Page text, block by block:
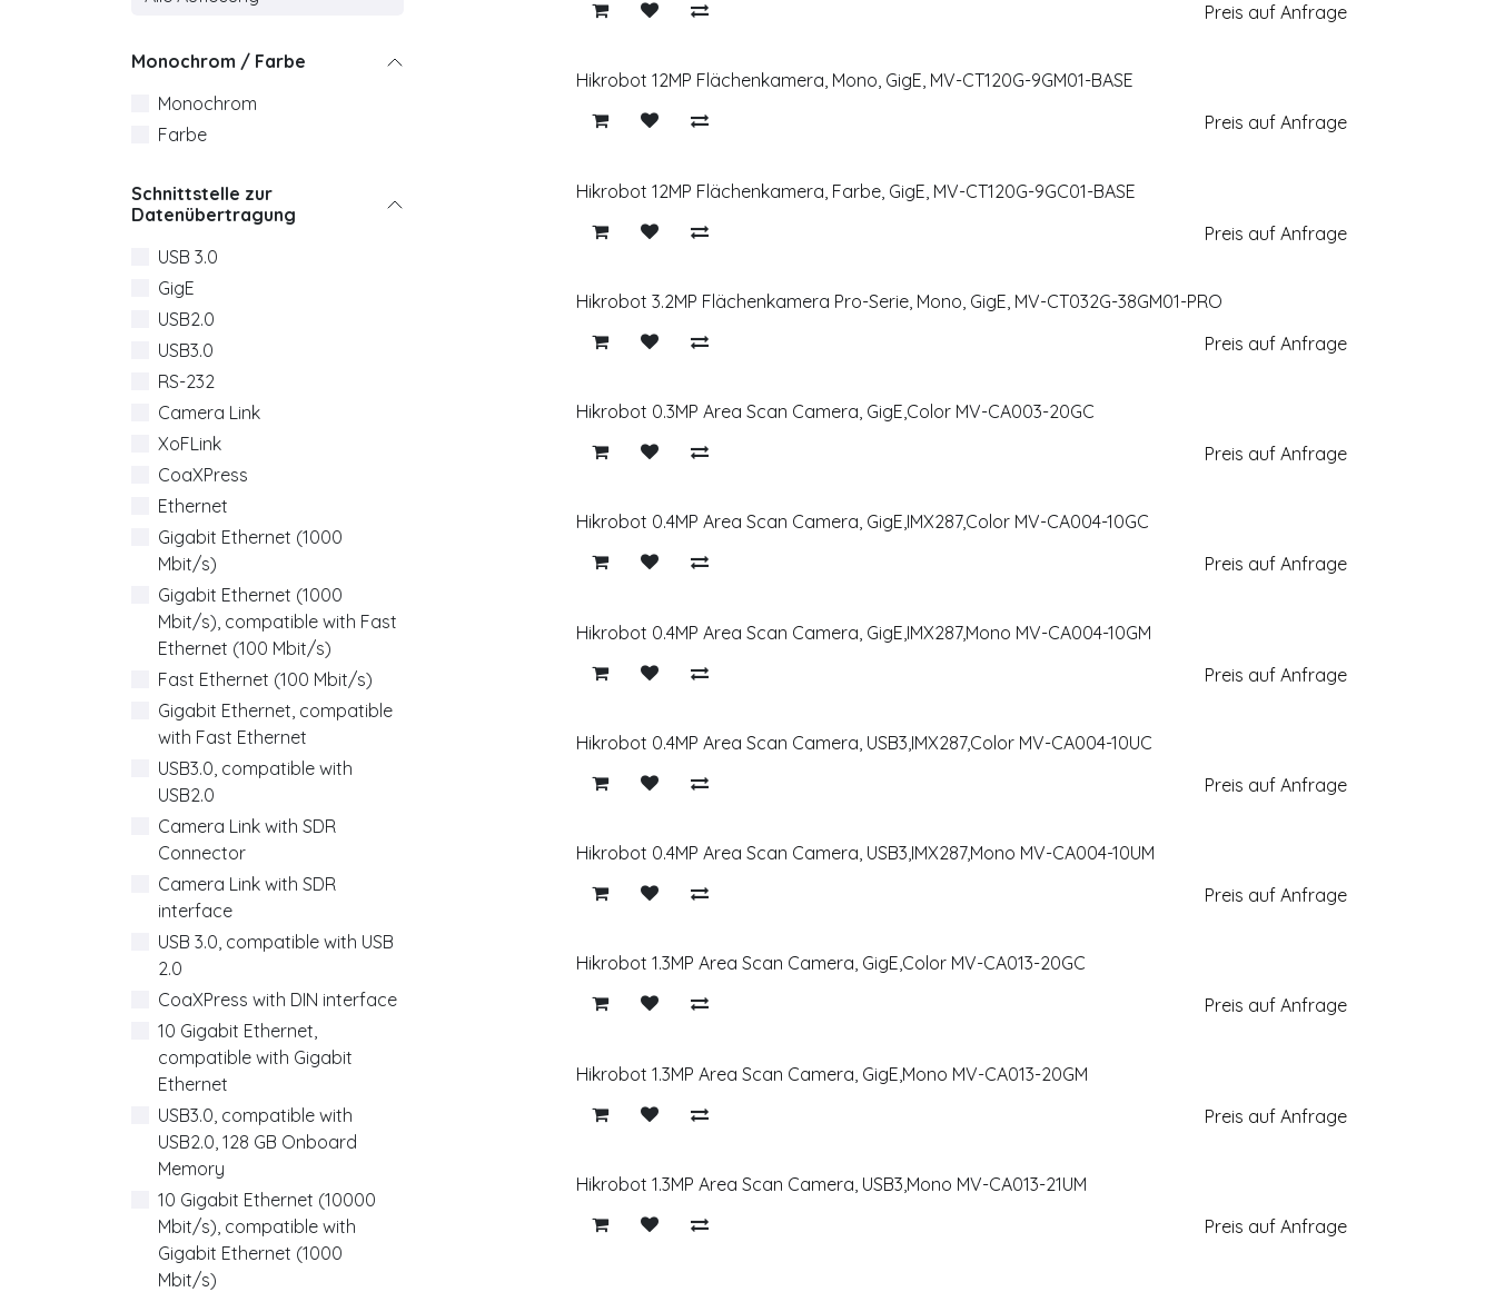
Monochrom / Farbe
Monochrom
Farbe
Schnittstelle zur
Datenübertragung
USB 3.0
GigE
USB2.0
USB3.0
RS-232
Camera Link
XoFLink
CoaXPress
Ethernet
Gigabit Ethernet (1000
Mbit/s)
Gigabit Ethernet (1000
Mbit/s), compatible with Fast
Ethernet (100 Mbit/s)
Fast Ethernet (100 Mbit/s)
Gigabit Ethernet, compatible
with Fast Ethernet
USB3.0, compatible with
USB2.0
Camera Link with SDR
Connector
Camera Link with SDR
interface
USB 3.0, compatible with USB
2.0
CoaXPress with DIN interface
10 Gigabit Ethernet,
compatible with Gigabit
Ethernet
USB3.0, compatible with
USB2.0, 128 GB Onboard
Memory
10 Gigabit Ethernet (10000
Mbit/s), compatible with
Gigabit Ethernet (1000
Mbit/s)
Preis auf Anfrage
Hikrobot 12MP Flächenkamera, Mono, GigE, MV-CT120G-9GM01-BASE
Preis auf Anfrage
Hikrobot 12MP Flächenkamera, Farbe, GigE, MV-CT120G-9GC01-BASE
Preis auf Anfrage
Hikrobot 3.2MP Flächenkamera Pro-Serie, Mono, GigE, MV-CT032G-38GM01-PRO
Preis auf Anfrage
Hikrobot 0.3MP Area Scan Camera, GigE,Color MV-CA003-20GC
Preis auf Anfrage
Hikrobot 0.4MP Area Scan Camera, GigE,IMX287,Color MV-CA004-10GC
Preis auf Anfrage
Hikrobot 0.4MP Area Scan Camera, GigE,IMX287,Mono MV-CA004-10GM
Preis auf Anfrage
Hikrobot 0.4MP Area Scan Camera, USB3,IMX287,Color MV-CA004-10UC
Preis auf Anfrage
Hikrobot 0.4MP Area Scan Camera, USB3,IMX287,Mono MV-CA004-10UM
Preis auf Anfrage
Hikrobot 1.3MP Area Scan Camera, GigE,Color MV-CA013-20GC
Preis auf Anfrage
Hikrobot 1.3MP Area Scan Camera, GigE,Mono MV-CA013-20GM
Preis auf Anfrage
Hikrobot 1.3MP Area Scan Camera, USB3,Mono MV-CA013-21UM
Preis auf Anfrage